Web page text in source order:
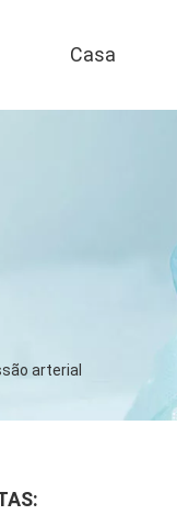
Casa
arterial